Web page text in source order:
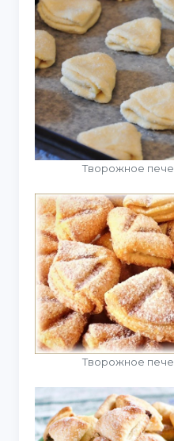
Творожное
Творожное